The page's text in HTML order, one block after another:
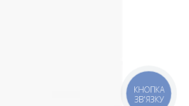
КНОПКА
ЗВ'ЯЗКУ